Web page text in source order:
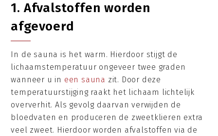
1. Afvalstoffen worden
afgevoerd
In de sauna is het warm. Hierdoor stijgt de
lichaamstemperatuur ongeveer twee graden
wanneer u in een sauna zit. Door deze
temperatuurstijging raakt het lichaam lichtelijk
oververhit. Als gevolg daarvan verwijden de
bloedvaten en produceren de zweetklieren extra
veel zweet. Hierdoor worden afvalstoffen via de